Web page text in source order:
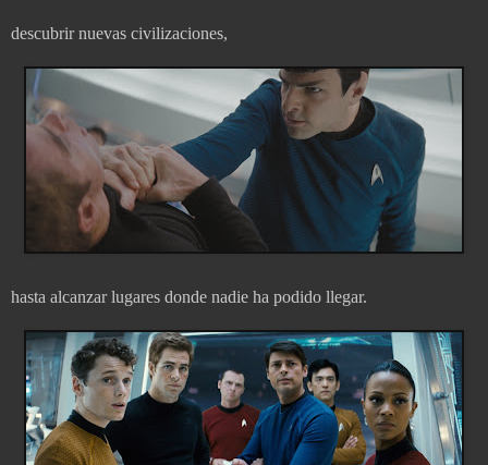
descubrir nuevas civilizaciones,
hasta alcanzar lugares donde nadie ha podido llegar.